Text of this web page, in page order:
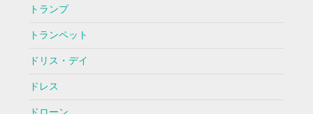
トランプ
トランペット
ドリス・デイ
ドレス